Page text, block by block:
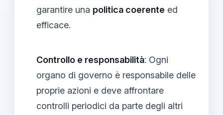
garantire una politica coerente ed
efficace.
Controllo e responsabilità: Ogni
organo di governo è responsabile delle
proprie azioni e deve affrontare
controlli periodici da parte degli altri